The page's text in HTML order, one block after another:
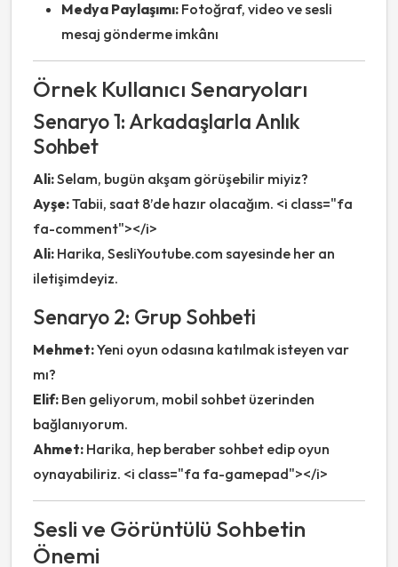
Medya Paylaşımı: Fotoğraf, video ve sesli
mesaj gönderme imkânı
Örnek Kullanıcı Senaryoları
Senaryo 1: Arkadaşlarla Anlık
Sohbet
Ali:Selam, bugün akşam görüşebilir miyiz?
Ayşe:Tabii, saat 8’de hazır olacağım. <i class="fa
fa-comment"></i>
Ali: Harika, SesliYoutube.com sayesinde her an
iletişimdeyiz.
Senaryo 2: Grup Sohbeti
Mehmet:Yeni oyun odasına katılmak isteyen var
mı?
Elif: Ben geliyorum, mobil sohbet üzerinden
bağlanıyorum.
Ahmet: Harika, hep beraber sohbet edip oyun
oynayabiliriz. <i class="fa fa-gamepad"></i>
Sesli ve Görüntülü Sohbetin
Önemi